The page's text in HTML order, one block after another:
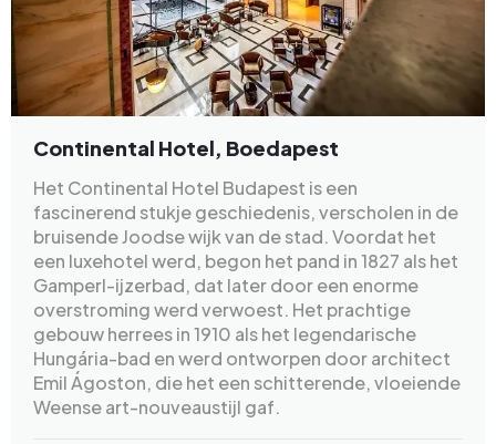
Continental Hotel, Boedapest
Het Continental Hotel Budapest is een
fascinerend stukje geschiedenis, verscholen in de
bruisende Joodse wijk van de stad. Voordat het
een luxehotel werd, begon het pand in 1827 als het
Gamperl-ijzerbad, dat later door een enorme
overstroming werd verwoest. Het prachtige
gebouw herrees in 1910 als het legendarische
Hungária-bad en werd ontworpen door architect
Emil Ágoston, die het een schitterende, vloeiende
Weense art-nouveaustijl gaf.